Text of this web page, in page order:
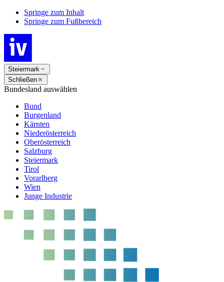
Springe zum Inhalt
Springe zum Fußbereich
Steiermark
Schließen
Bundesland auswählen
Bund
Burgenland
Kärnten
Niederösterreich
Oberösterreich
Salzburg
Steiermark
Tirol
Vorarlberg
Wien
Junge Industrie